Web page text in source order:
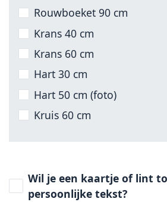
Rouwboeket 90 cm
Krans 40 cm
Krans 60 cm
Hart 30 cm
Hart 50 cm (foto)
Kruis 60 cm
Wil je een kaartje of lint
persoonlijke tekst?